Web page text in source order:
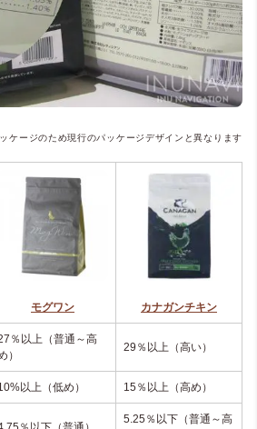
ケージのため現行のパッケージデザインと異なります
モグワン カナガンチキン
％以上（普通～高
）
29％以上（高い）
以上（低め） 15％以上（高め）
5.25％以下（普通～高